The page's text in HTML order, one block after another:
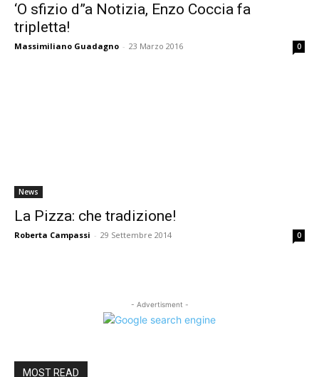
‘O sfizio d”a Notizia, Enzo Coccia fa
tripletta!
Massimiliano Guadagno - 23 Marzo 2016 0
News
La Pizza: che tradizione!
Roberta Campassi - 29 Settembre 2014 0
- Advertisment -
MOST READ